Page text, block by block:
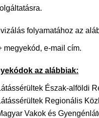
folyamatához az
megyekód, e-mail cím.
az alábbiak:
Észak-alföldi
Regionális
Vakok és